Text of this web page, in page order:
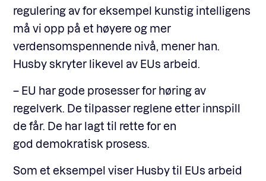
regulering av for eksempel kunstig intelligens
må vi opp på et høyere og mer
verdensomspennende nivå, mener han.
Husby skryter likevel av EUs arbeid.
– EU har gode prosesser for høring av
regelverk. De tilpasser reglene etter innspill
de får. De har lagt til rette for en
god demokratisk prosess.
Som et eksempel viser Husby til EUs arbeid